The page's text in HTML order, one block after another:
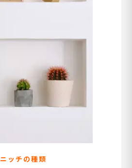
ニッチの種類